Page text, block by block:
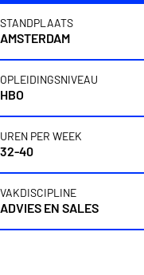
Vacaturedetails
STANDPLAATS
AMSTERDAM
OPLEIDINGSNIVEAU
HBO
UREN PER WEEK
32-40
VAKDISCIPLINE
ADVIES EN SALES